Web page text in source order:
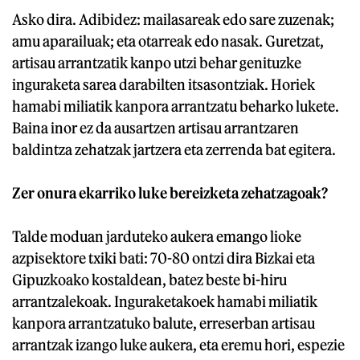
Asko dira. Adibidez: mailasareak edo sare zuzenak;
amu aparailuak; eta otarreak edo nasak. Guretzat,
artisau arrantzatik kanpo utzi behar genituzke
inguraketa sarea darabilten itsasontziak. Horiek
hamabi miliatik kanpora arrantzatu beharko lukete.
Baina inor ez da ausartzen artisau arrantzaren
baldintza zehatzak jartzera eta zerrenda bat egitera.
Zer onura ekarriko luke bereizketa zehatzagoak?
Talde moduan jarduteko aukera emango lioke
azpisektore txiki bati: 70-80 ontzi dira Bizkai eta
Gipuzkoako kostaldean, batez beste bi-hiru
arrantzalekoak. Inguraketakoek hamabi miliatik
kanpora arrantzatuko balute, erreserban artisau
arrantzak izango luke aukera, eta eremu hori, espezie